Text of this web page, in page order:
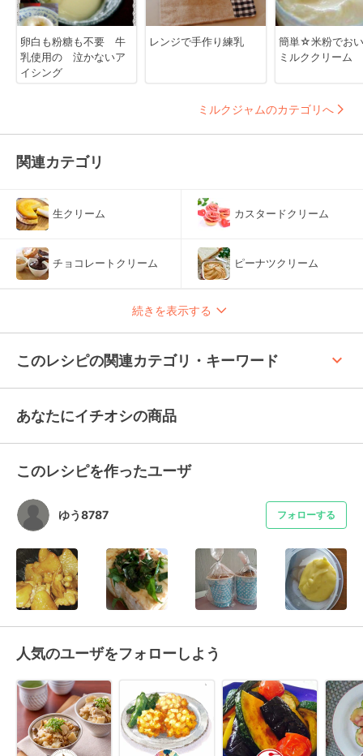
卵白も粉糖も不要 牛
乳使用の 泣かないア
イシング
レンジで手作り練乳
簡単☆米粉でお
ミルククリーム
ミルクジャムのカテゴリへ
関連カテゴリ
生クリーム カスタードクリーム
チョコレートクリーム ピーナツクリーム
続きを表示する
このレシピの関連カテゴリ・キーワード keyboard_arrow_up
あなたにイチオシの商品
このレシピを作ったユーザ
ゆう8787 フォローする
人気のユーザをフォローしよう